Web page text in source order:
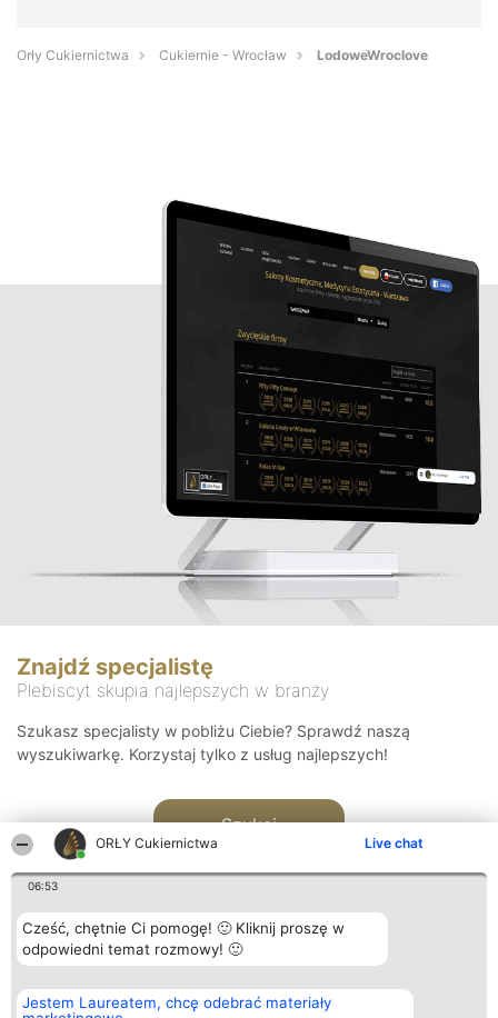
ORŁY Cukiernictwa Live chat
06:53
Cześć, chętnie Ci pomogę! 🙂 Kliknij proszę w
odpowiedni temat rozmowy! 🙂
Jestem Laureatem, chcę odebrać materiały
Orły Cukiernictwa Cukiernie - Wrocław LodoweWroclove
Znajdź specjalistę
Plebiscyt skupia najlepszych w branży
Szukasz specjalisty w pobliżu Ciebie? Sprawdź naszą
wyszukiwarkę. Korzystaj tylko z usług najlepszych!
Szukaj
Organizator plebiscytu
Bright Side Solutions sp. z o.
Plebiscyt
Laureaci
Kontakt
Kontakt